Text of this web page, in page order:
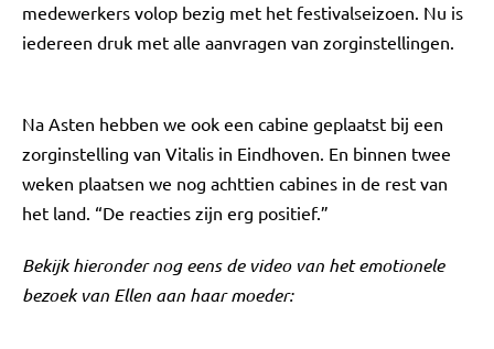
medewerkers volop bezig met het festivalseizoen. Nu is
iedereen druk met alle aanvragen van zorginstellingen.
Na Asten hebben we ook een cabine geplaatst bij een
zorginstelling van Vitalis in Eindhoven. En binnen twee
weken plaatsen we nog achttien cabines in de rest van
het land. “De reacties zijn erg positief.”
Bekijk hieronder nog eens de video van het emotionele
bezoek van Ellen aan haar moeder: